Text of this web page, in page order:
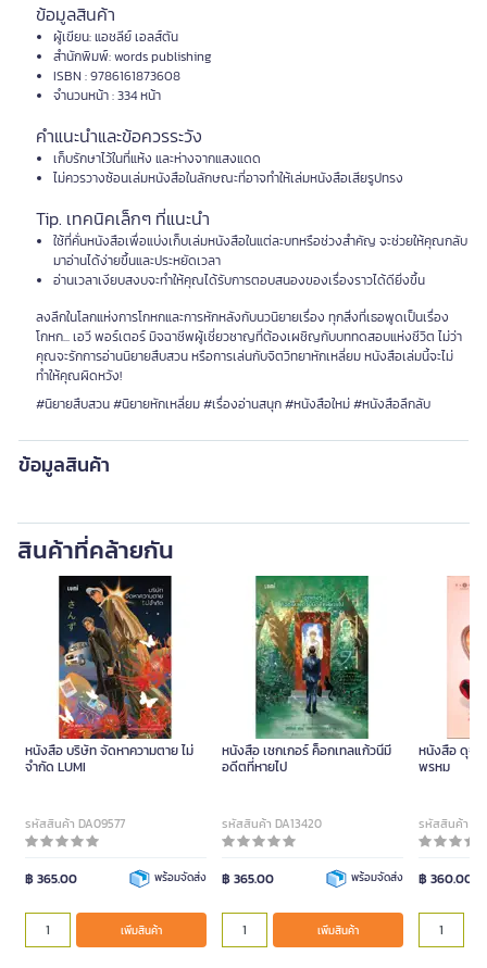
ข้อมูลสินค้า
ผู้เขียน: แอชลีย์ เอลส์ตัน
สำนักพิมพ์: words publishing
ISBN : 9786161873608
จำนวนหน้า : 334 หน้า
คำแนะนำและข้อควรระวัง
เก็บรักษาไว้ในที่แห้ง และห่างจากแสงแดด
ไม่ควรวางซ้อนเล่มหนังสือในลักษณะที่อาจทำให้เล่มหนังสือเสียรูปทรง
Tip. เทคนิคเล็กๆ ที่แนะนำ
ใช้ที่คั่นหนังสือเพื่อแบ่งเก็บเล่มหนังสือในแต่ละบทหรือช่วงสำคัญ จะช่วยให้คุณกลับ
มาอ่านได้ง่ายขึ้นและประหยัดเวลา
อ่านเวลาเงียบสงบจะทำให้คุณได้รับการตอบสนองของเรื่องราวได้ดียิ่งขึ้น
ลงลึกในโลกแห่งการโกหกและการหักหลังกับนวนิยายเรื่อง ทุกสิ่งที่เธอพูดเป็นเรื่อง
โกหก... เอวี พอร์เตอร์ มิจฉาชีพผู้เชี่ยวชาญที่ต้องเผชิญกับบททดสอบแห่งชีวิต ไม่ว่า
คุณจะรักการอ่านนิยายสืบสวน หรือการเล่นกับจิตวิทยาหักเหลี่ยม หนังสือเล่มนี้จะไม่
ทำให้คุณผิดหวัง!
#นิยายสืบสวน #นิยายหักเหลี่ยม #เรื่องอ่านสนุก #หนังสือใหม่ #หนังสือลึกลับ
ข้อมูลสินค้า
สินค้าที่คล้ายกัน
หนังสือ บริษัท จัดหาความตาย ไม่
จำกัด LUMI
รหัสสินค้า DA09577
฿ 365.00 พร้อมจัดส่ง
เพิ่มสินค้า
หนังสือ เชกเกอร์ ค็อกเทลแก้วนี้มี
อดีตที่หายไป
รหัสสินค้า DA13420
฿ 365.00 พร้อมจัดส่ง
เพิ่มสินค้า
หนังสือ ดุจอั
พรหม
รหัสสินค้า
฿ 360.00